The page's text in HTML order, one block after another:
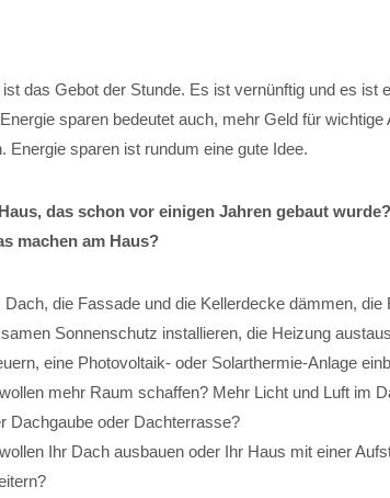
das Gebot der Stunde. Es ist vernünftig und es ist
sparen bedeutet auch, mehr Geld für
Energie sparen ist rundum eine gute Idee.
das schon vor einigen Jahren gebaut
machen am Haus?
Dach, die Fassade und die Kellerdecke dämmen, die
Sonnenschutz installieren, die Heizung
eine Photovoltaik- oder Solarthermie-Anlage
mehr Raum schaffen? Mehr Licht und Luft im
Dachgaube oder Dachterrasse?
Ihr Dach ausbauen oder Ihr Haus mit einer